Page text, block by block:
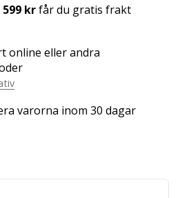
599 krfår du gratis frakt
online eller andra
varorna inom 30 dagar